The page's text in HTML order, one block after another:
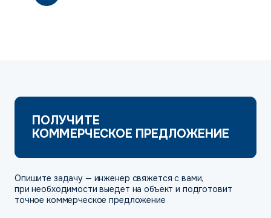
ПОЛУЧИТЕ
КОММЕРЧЕСКОЕ ПРЕДЛОЖЕНИЕ
Опишите задачу — инженер свяжется с вами,
при необходимости выедет на объект и подготовит
точное коммерческое предложение